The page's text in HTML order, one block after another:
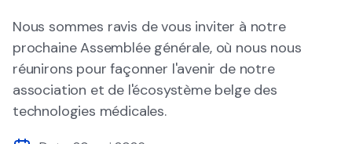
Nous sommes ravis de vous inviter à notre
prochaine Assemblée générale, où nous nous
réunirons pour façonner l'avenir de notre
association et de l'écosystème belge des
technologies médicales.